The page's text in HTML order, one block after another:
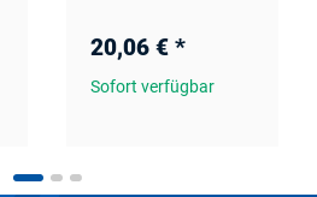
20,06 € *
Sofort verfügbar